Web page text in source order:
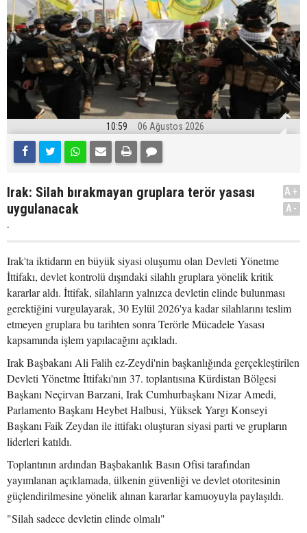
10:59 06 Ağustos 2026
Irak: Silah bırakmayan gruplara terör yasası
uygulanacak
.
A+
A-
Irak'ta iktidarın en büyük siyasi oluşumu olan Devleti Yönetme
İttifakı, devlet kontrolü dışındaki silahlı gruplara yönelik kritik
kararlar aldı. İttifak, silahların yalnızca devletin elinde bulunması
gerektiğini vurgulayarak, 30 Eylül 2026'ya kadar silahlarını teslim
etmeyen gruplara bu tarihten sonra Terörle Mücadele Yasası
kapsamında işlem yapılacağını açıkladı.
Irak Başbakanı Ali Falih ez-Zeydi'nin başkanlığında gerçekleştirilen
Devleti Yönetme İttifakı'nın 37. toplantısına Kürdistan Bölgesi
Başkanı Neçirvan Barzani, Irak Cumhurbaşkanı Nizar Amedi,
Parlamento Başkanı Heybet Halbusi, Yüksek Yargı Konseyi
Başkanı Faik Zeydan ile ittifakı oluşturan siyasi parti ve grupların
liderleri katıldı.
Toplantının ardından Başbakanlık Basın Ofisi tarafından
yayımlanan açıklamada, ülkenin güvenliği ve devlet otoritesinin
güçlendirilmesine yönelik alınan kararlar kamuoyuyla paylaşıldı.
"Silah sadece devletin elinde olmalı"